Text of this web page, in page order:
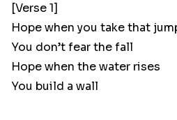
[Verse 1]
Hope when you take that
You don’t fear the fall
Hope when the water rises
You build a wall